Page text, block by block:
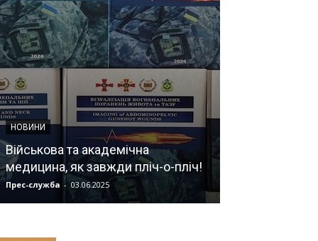
НОВИНИ
Військова та академічна
медицина, як завжди пліч-о-пліч!
Прес-служба - 03.06.2025